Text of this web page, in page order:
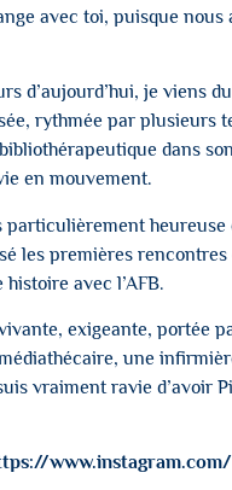
avec toi, puisque nous
je viens
rythmée par plusieurs
dans
en mouvement.
les premières
avec l’AFB.
exigeante, portée
une
vraiment ravie d’avoir